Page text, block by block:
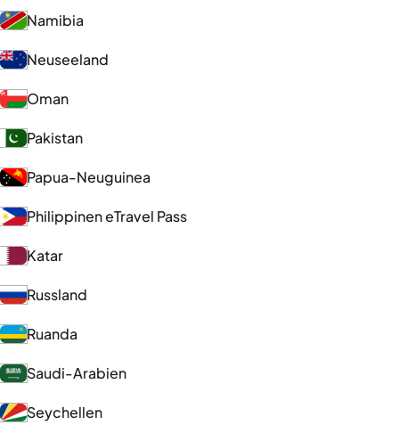
Namibia
Neuseeland
Oman
Pakistan
Papua-Neuguinea
Philippinen eTravel Pass
Katar
Russland
Ruanda
Saudi-Arabien
Seychellen